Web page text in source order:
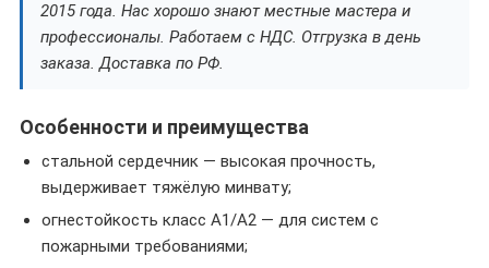
2015 года. Нас хорошо знают местные мастера и
профессионалы. Работаем с НДС. Отгрузка в день
заказа. Доставка по РФ.
Особенности и преимущества
стальной сердечник — высокая прочность,
выдерживает тяжёлую минвату;
огнестойкость класс А1/А2 — для систем с
пожарными требованиями;